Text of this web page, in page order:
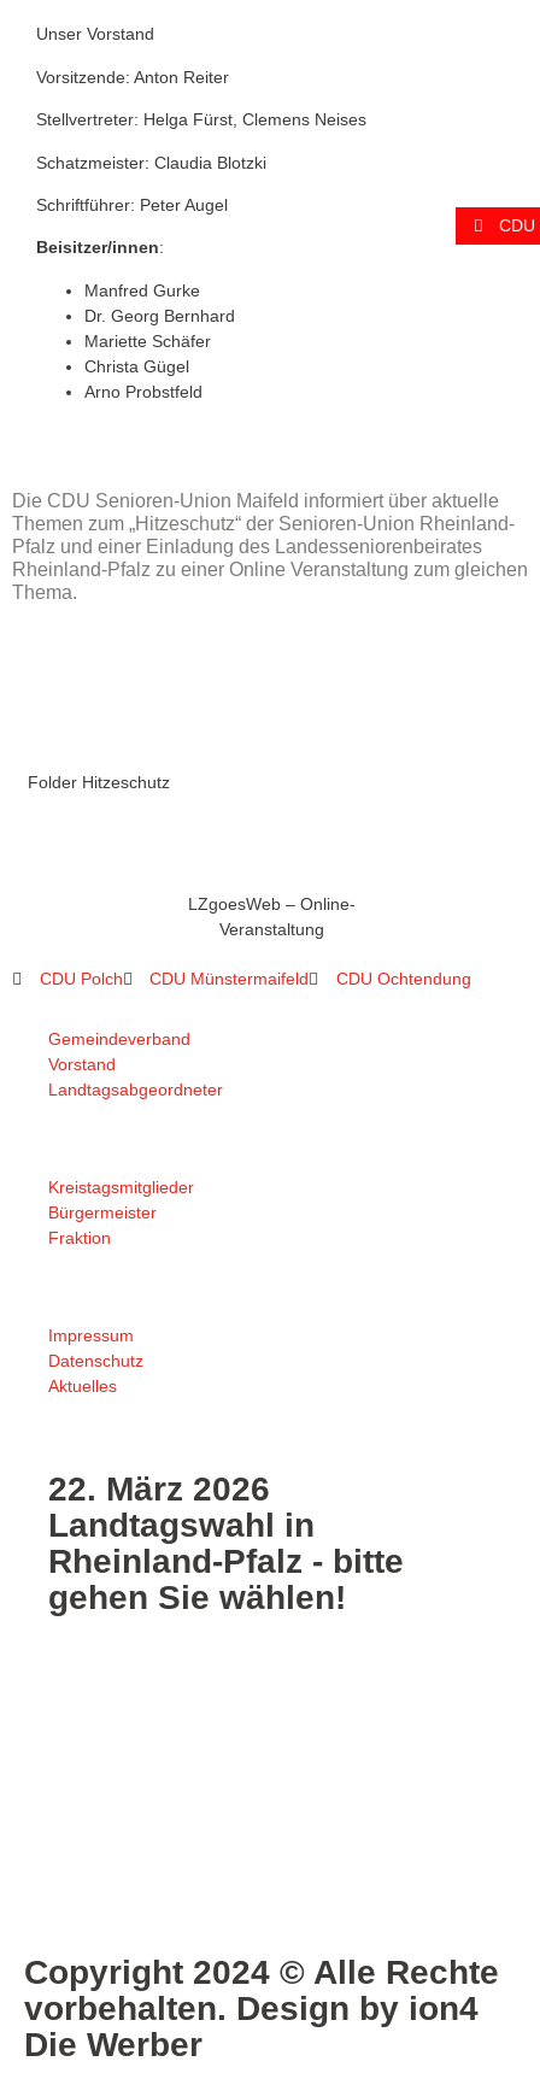
Unser Vorstand
Vorsitzende: Anton Reiter
Stellvertreter: Helga Fürst, Clemens Neises
Schatzmeister: Claudia Blotzki
Schriftführer: Peter Augel
Beisitzer/innen:
Manfred Gurke
Dr. Georg Bernhard
Mariette Schäfer
Christa Gügel
Arno Probstfeld
CDU
Die CDU Senioren-Union Maifeld informiert über aktuelle
Themen zum „Hitzeschutz“ der Senioren-Union Rheinland-
Pfalz und einer Einladung des Landesseniorenbeirates
Rheinland-Pfalz zu einer Online Veranstaltung zum gleichen
Thema.
Folder Hitzeschutz
LZgoesWeb – Online-
Veranstaltung
CDU Polch CDU Münstermaifeld CDU Ochtendung
Gemeindeverband
Vorstand
Landtagsabgeordneter
Kreistagsmitglieder
Bürgermeister
Fraktion
Impressum
Datenschutz
Aktuelles
22. März 2026
Landtagswahl in
Rheinland-Pfalz - bitte
gehen Sie wählen!
Copyright 2024 © Alle Rechte
vorbehalten. Design by ion4
Die Werber